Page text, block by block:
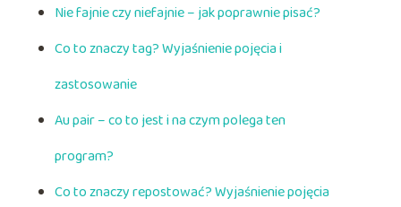
Nie fajnie czy niefajnie – jak poprawnie pisać?
Co to znaczy tag? Wyjaśnienie pojęcia i
zastosowanie
Au pair – co to jest i na czym polega ten
program?
Co to znaczy repostować? Wyjaśnienie pojęcia